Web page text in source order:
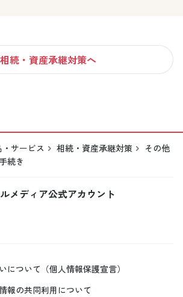
相続・資産承継対策へ
サービス 相続・資産承継対策
その他
続き
メディア公式アカウント
について（個人情報保護宣言）
報の共同利用について